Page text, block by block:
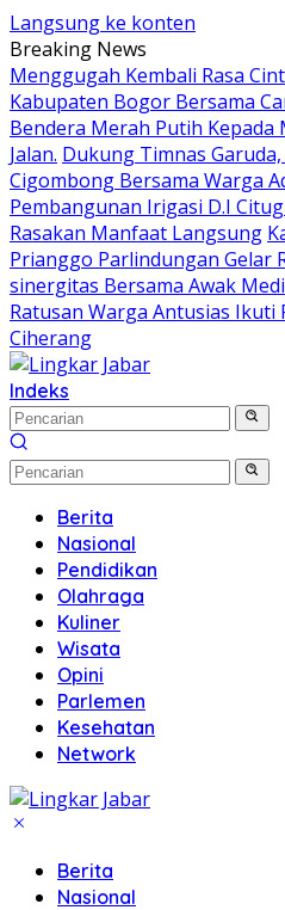
Langsung ke konten
Breaking News
Menggugah Kembali Rasa
Kabupaten Bogor Bersama
Bendera Merah Putih
Jalan. Dukung Timnas
Cigombong Bersama Warga
Pembangunan Irigasi D.I
Rasakan Manfaat Langsung
Prianggo Parlindungan Gelar
sinergitas Bersama Awak
Ratusan Warga Antusias Ikuti
Ciherang
Indeks
Berita
Nasional
Pendidikan
Olahraga
Kuliner
Wisata
Opini
Parlemen
Kesehatan
Network
Berita
Nasional